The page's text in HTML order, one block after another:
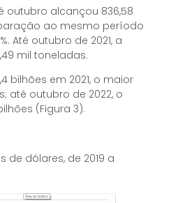
outubro alcançou 836,58
ao mesmo período
Até outubro de 2021, a
mil toneladas.
bilhões em 2021, o maior
até outubro de 2022, o
(Figura 3).
de dólares, de 2019 a